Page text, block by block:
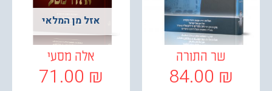
שר התורה
84.00
אזל מן המלאי
אלה מסעי
71.00